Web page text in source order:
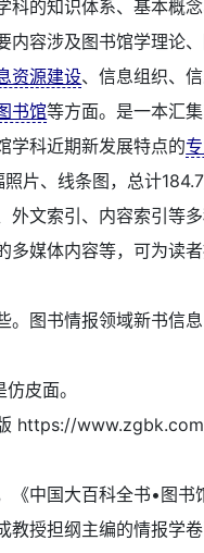
科的知识体系、基本概
内容涉及图书馆学理论
资源建设、信息组织、信
书馆等方面。是一本汇
学科近期新发展特点的
片、线条图，总计
外文索引、内容索引等
多媒体内容等，可为读
。图书情报领域新书信
皮面。
https://
中国大百科全书•图书
教授担纲主编的情报学